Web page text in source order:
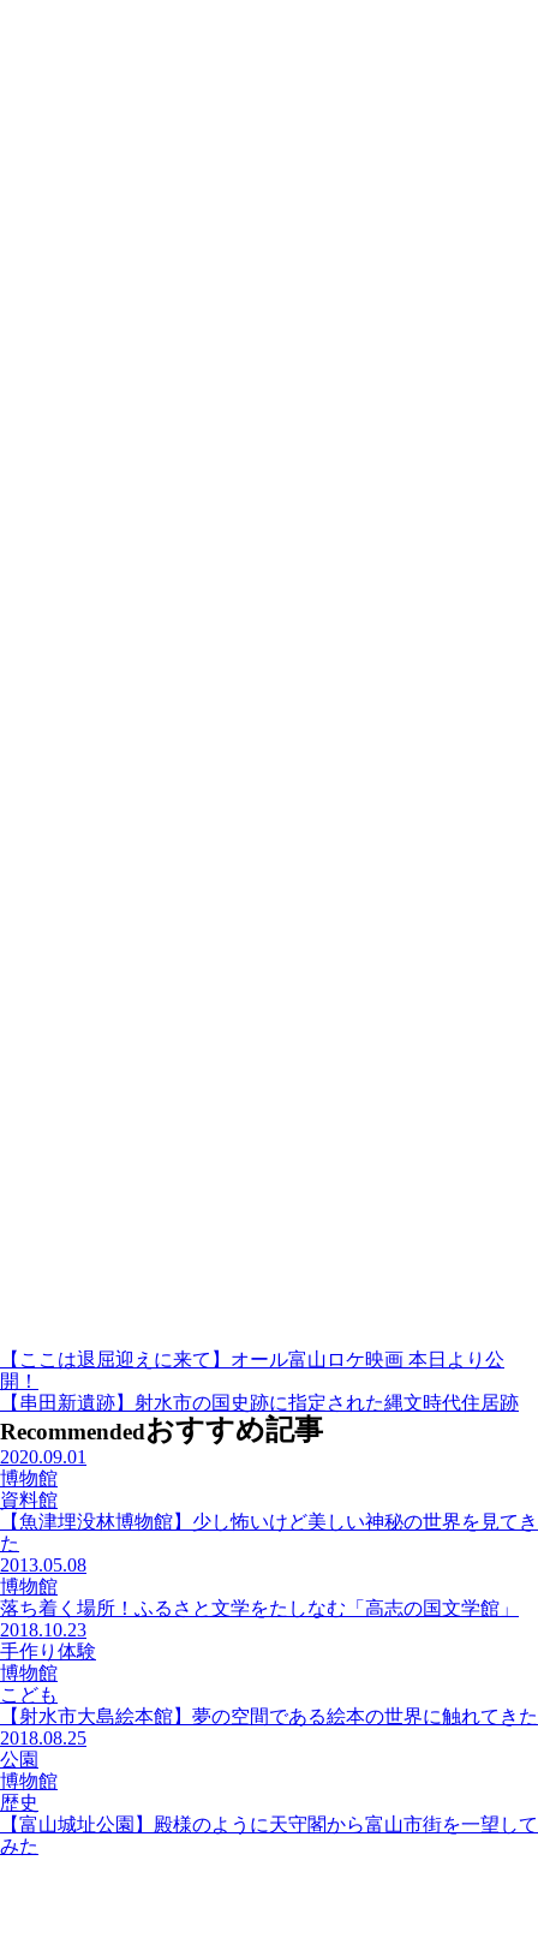
【ここは退屈迎えに来て】オール富山ロケ映画 本日より公
開！
【串田新遺跡】射水市の国史跡に指定された縄文時代住居跡
Recommendedおすすめ記事
2020.09.01
博物館
資料館
【魚津埋没林博物館】少し怖いけど美しい神秘の世界を見てき
た
2013.05.08
博物館
落ち着く場所！ふるさと文学をたしなむ「高志の国文学館」
2018.10.23
手作り体験
博物館
こども
【射水市大島絵本館】夢の空間である絵本の世界に触れてきた
2018.08.25
公園
博物館
歴史
【富山城址公園】殿様のように天守閣から富山市街を一望して
みた